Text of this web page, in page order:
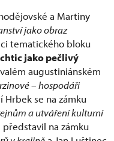
a Martiny
jako obraz
tematického bloku
jako pečlivý
augustiniánském
– hospodáři
Hrbek se na zámku
a utváření kulturní
představil na zámku